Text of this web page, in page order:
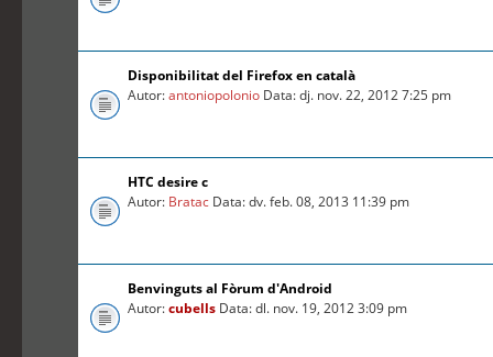
Disponibilitat del Firefox en català
Autor:antoniopolonio Data: dj. nov. 22, 2012 7:25 pm
HTC desire c
Autor: Bratac Data: dv. feb. 08, 2013 11:39 pm
Benvinguts al Fòrum d'Android
Autor:cubells Data: dl. nov. 19, 2012 3:09 pm